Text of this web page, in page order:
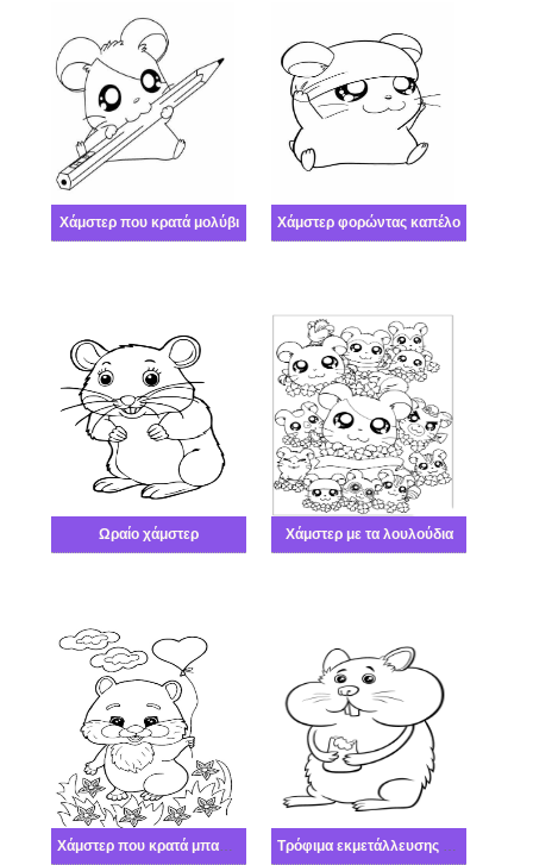
Χάμστερ που κρατά μολύβι Χάμστερ φορώντας καπέλο
Ωραίο χάμστερ Χάμστερ με τα λουλούδια
Χάμστερ που κρατά μπαλόνι Τρόφιμα εκμετάλλευσης χάμστερ